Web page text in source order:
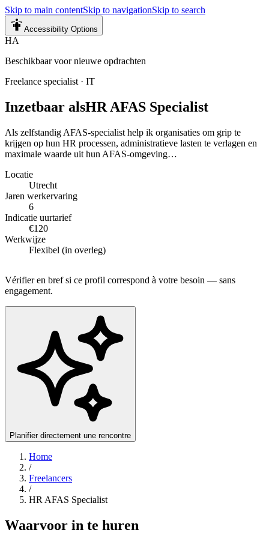
Skip to main contentSkip to navigationSkip to search
Accessibility Options
HA
Beschikbaar voor nieuwe opdrachten
Freelance specialist · IT
Inzetbaar alsHR AFAS Specialist
Als zelfstandig AFAS-specialist help ik organisaties om grip te
krijgen op hun HR processen, administratieve lasten te verlagen en
maximale waarde uit hun AFAS-omgeving…
Locatie
Utrecht
Jaren werkervaring
6
Indicatie uurtarief
€120
Werkwijze
Flexibel (in overleg)
Vérifier en bref si ce profil correspond à votre besoin — sans
engagement.
Planifier directement une rencontre
Home
/
Freelancers
/
HR AFAS Specialist
Waarvoor in te huren